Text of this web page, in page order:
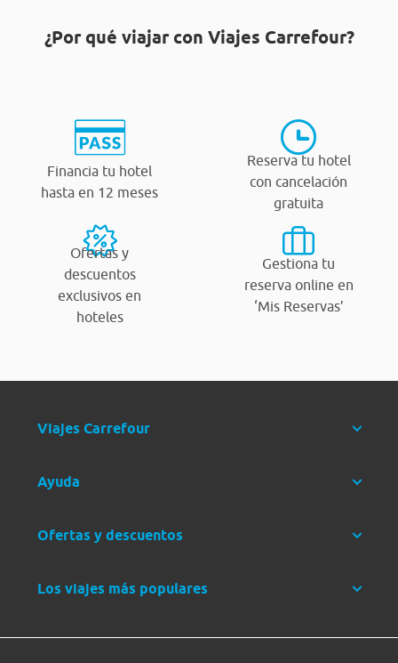
¿Por qué viajar con Viajes Carrefour?
Financia tu hotel
hasta en 12 meses
Reserva tu hotel
con cancelación
gratuita
Ofertas y
descuentos
exclusivos en
hoteles
Gestiona tu
reserva online en
‘Mis Reservas’
Viajes Carrefour
Ayuda
Ofertas y descuentos
Los viajes más populares